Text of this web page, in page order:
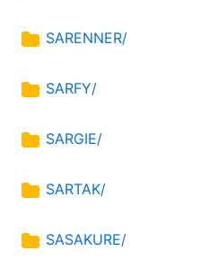
SARENNER/
SARFY/
SARGIE/
SARTAK/
SASAKURE/